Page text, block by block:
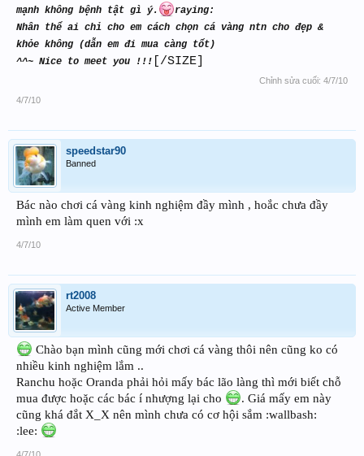
mạnh không bệnh tật gì ý.
raying:
Nhân thể ai chỉ cho em cách chọn cá vàng ntn cho đẹp &
khỏe không (dẫn em đi mua càng tốt)
^^~ Nice to meet you !!!
[/SIZE]
Chỉnh sửa cuối: 4/7/10
4/7/10
speedstar90
Banned
Bác nào chơi cá vàng kinh nghiệm đầy mình , hoắc chưa đầy
mình em làm quen với :x
4/7/10
rt2008
Active Member
Chào bạn mình cũng mới chơi cá vàng thôi nên cũng ko có
nhiều kinh nghiệm lắm ..
Ranchu hoặc Oranda phải hỏi mấy bác lão làng thì mới biết chỗ
mua được hoặc các bác í nhượng lại cho
. Giá mấy em này
cũng khá đắt X_X nên mình chưa có cơ hội sắm :wallbash:
:lee: